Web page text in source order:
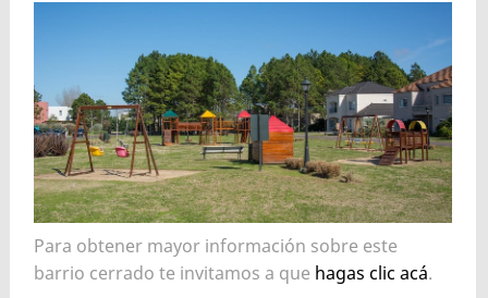
Para obtener mayor información sobre este
barrio cerrado te invitamos a que hagas clic acá.